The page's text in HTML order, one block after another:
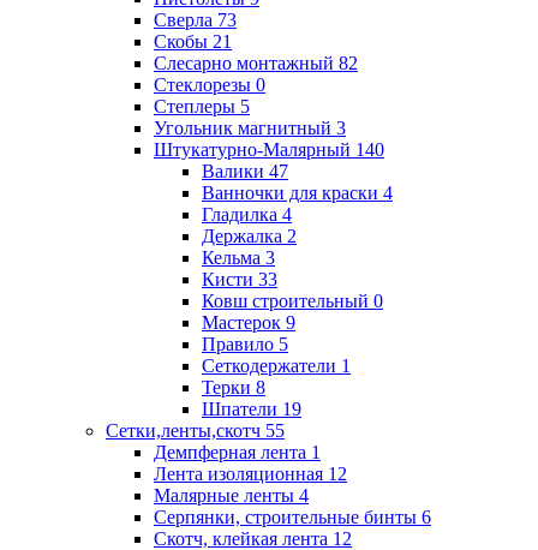
Сверла 73
Скобы 21
Слесарно монтажный 82
Стеклорезы 0
Степлеры 5
Угольник магнитный 3
Штукатурно-Малярный 140
Валики 47
Ванночки для краски 4
Гладилка 4
Держалка 2
Кельма 3
Кисти 33
Ковш строительный 0
Мастерок 9
Правило 5
Сеткодержатели 1
Терки 8
Шпатели 19
Сетки,ленты,скотч 55
Демпферная лента 1
Лента изоляционная 12
Малярные ленты 4
Серпянки, строительные бинты 6
Скотч, клейкая лента 12